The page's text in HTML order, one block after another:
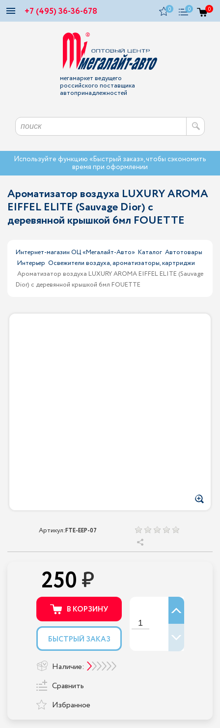
+7 (495) 36-36-678 0 0 0
мегамаркет ведущего
российского поставщика
автопринадлежностей
Используйте функцию «Быстрый заказ», чтобы сэкономить
время при оформлении
Ароматизатор воздуха LUXURY AROMA
EIFFEL ELITE (Sauvage Dior) с
деревянной крышкой 6мл FOUETTE
Интернет-магазин ОЦ «Мегалайт-Авто» Каталог Автотовары
Интерьер Освежители воздуха, ароматизаторы, картриджи
Ароматизатор воздуха LUXURY AROMA EIFFEL ELITE (Sauvage
Dior) с деревянной крышкой 6мл FOUETTE
Артикул:FTE-EEP-07
250
В КОРЗИНУ
БЫСТРЫЙ ЗАКАЗ
Наличие:
Сравнить
Избранное